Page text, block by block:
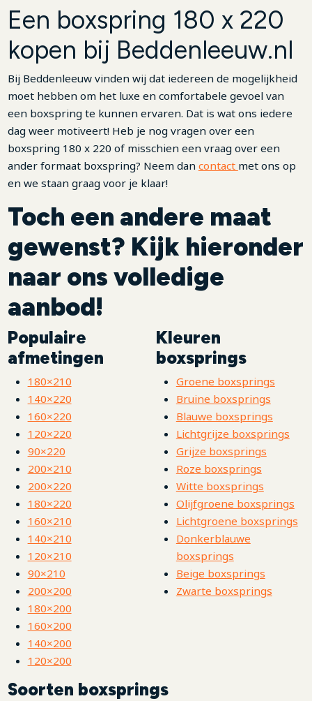
Een boxspring 180 x 220
kopen bij Beddenleeuw.nl
Bij Beddenleeuw vinden wij dat iedereen de mogelijkheid
moet hebben om het luxe en comfortabele gevoel van
een boxspring te kunnen ervaren. Dat is wat ons iedere
dag weer motiveert! Heb je nog vragen over een
boxspring 180 x 220 of misschien een vraag over een
ander formaat boxspring? Neem dan contact met ons op
en we staan graag voor je klaar!
Toch een andere maat
gewenst? Kijk hieronder
naar ons volledige
aanbod!
Populaire
afmetingen
180×210
140×220
160×220
120×220
90×220
200×210
200×220
180×220
160×210
140×210
120×210
90×210
200×200
180×200
160×200
140×200
120×200
Kleuren
boxsprings
Groene boxsprings
Bruine boxsprings
Blauwe boxsprings
Lichtgrijze boxsprings
Grijze boxsprings
Roze boxsprings
Witte boxsprings
Olijfgroene boxsprings
Lichtgroene boxsprings
Donkerblauwe
boxsprings
Beige boxsprings
Zwarte boxsprings
Soorten boxsprings